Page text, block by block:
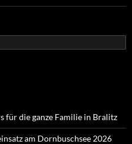
für die ganze Familie in Bralitz
am Dornbuschsee 2026